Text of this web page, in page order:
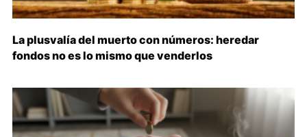
La plusvalía del muerto con números: heredar
fondos no es lo mismo que venderlos